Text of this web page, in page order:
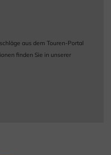
aus dem Touren-Portal
finden Sie in unserer